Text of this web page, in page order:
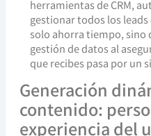
herramientas de CRM,
gestionar todos los
solo ahorra tiempo, sino
gestión de datos al
que recibes pasa por un
Generación
contenido:
experiencia del